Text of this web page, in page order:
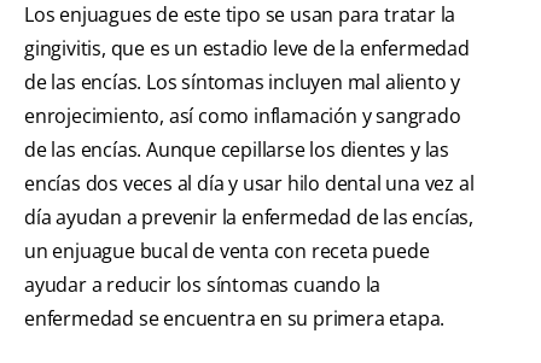
Los enjuagues de este tipo se usan para tratar la
gingivitis, que es un estadio leve de la enfermedad
de las encías. Los síntomas incluyen mal aliento y
enrojecimiento, así como inflamación y sangrado
de las encías. Aunque cepillarse los dientes y las
encías dos veces al día y usar hilo dental una vez al
día ayudan a prevenir la enfermedad de las encías,
un enjuague bucal de venta con receta puede
ayudar a reducir los síntomas cuando la
enfermedad se encuentra en su primera etapa.